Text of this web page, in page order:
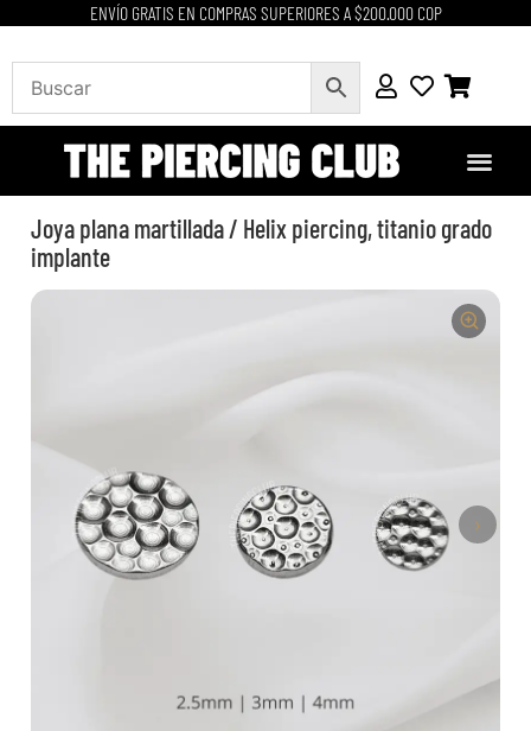
ENVÍO GRATIS EN COMPRAS SUPERIORES A $200.000 COP
Joya plana martillada / Helix piercing, titanio grado
implante
›